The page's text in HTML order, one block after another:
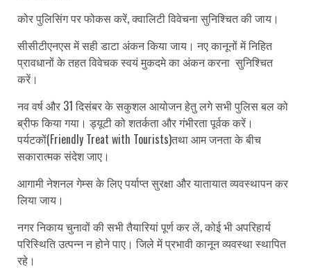
कोर पुलिसिंग पर फोकस करें, क्वालिटी विवेचना सुनिश्चित की जाय।
सीसीटीएनएस में सही डाटा अंकन किया जाय। नए कानूनों में निहित
प्रावधानों के तहत विवेचक स्वयं मुकदमे का अंकन करना सुनिश्चित
करें।
नव वर्ष और 31 दिसंबर के सकुशल आयोजन हेतु लगे सभी पुलिस बल को
ब्रीफ किया गया। ड्यूटी को शतर्कता और गंभीरता पूर्वक करें।
पर्यटकों(Friendly Treat with Tourists)तथा आम जनता के बीच
सकारात्मक संदेश जाए।
आगामी नेशनल गेम्स के लिए पर्याप्त सुरक्षा और यातायात व्यवस्थापन कर
लिया जाय।
नगर निकाय चुनावों की सभी तैयारियां पूर्ण कर लें, कोई भी अपरिहार्य
परिस्थिति उत्पन्न न होने पाए। जिले में प्रभावी कानून व्यवस्था स्थापित
रहे।